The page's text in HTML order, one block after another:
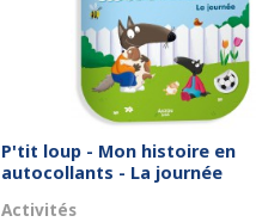
P'tit loup - Mon histoire en
autocollants - La journée
Activités